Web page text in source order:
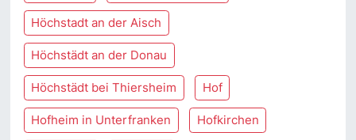
Höchstadt an der Aisch
Höchstädt an der Donau
Höchstädt bei Thiersheim Hof
Hofheim in Unterfranken Hofkirchen